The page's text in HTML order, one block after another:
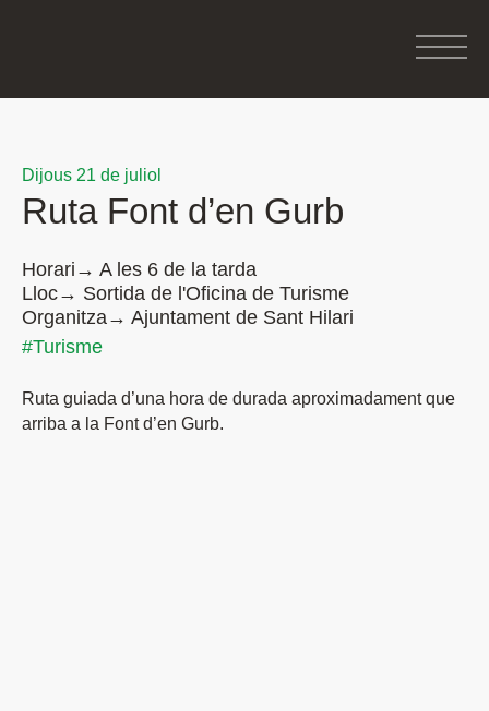
Dijous 21 de juliol
Ruta Font d’en Gurb
Horari→ A les 6 de la tarda
Lloc→ Sortida de l'Oficina de Turisme
Organitza→ Ajuntament de Sant Hilari
#Turisme
Ruta guiada d’una hora de durada aproximadament que
arriba a la Font d’en Gurb.